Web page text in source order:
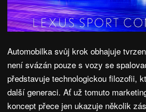
Automobilka svůj krok obhajuje
není svázán pouze s vozy se
představuje technologickou filozofii,
další generaci. Ať už tomuto
koncept přece jen ukazuje několik